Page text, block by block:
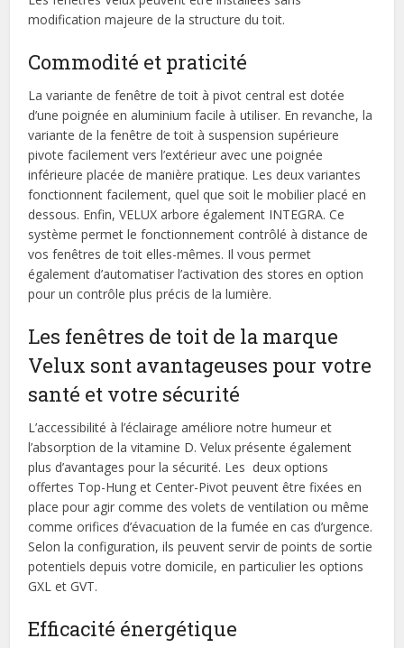
modification majeure de la structure du toit.
Commodité et praticité
La variante de fenêtre de toit à pivot central est dotée
d’une poignée en aluminium facile à utiliser. En revanche, la
variante de la fenêtre de toit à suspension supérieure
pivote facilement vers l’extérieur avec une poignée
inférieure placée de manière pratique. Les deux variantes
fonctionnent facilement, quel que soit le mobilier placé en
dessous. Enfin, VELUX arbore également INTEGRA. Ce
système permet le fonctionnement contrôlé à distance de
vos fenêtres de toit elles-mêmes. Il vous permet
également d’automatiser l’activation des stores en option
pour un contrôle plus précis de la lumière.
Les fenêtres de toit de la marque
Velux sont avantageuses pour votre
santé et votre sécurité
L’accessibilité à l’éclairage améliore notre humeur et
l’absorption de la vitamine D. Velux présente également
plus d’avantages pour la sécurité. Les deux options
offertes Top-Hung et Center-Pivot peuvent être fixées en
place pour agir comme des volets de ventilation ou même
comme orifices d’évacuation de la fumée en cas d’urgence.
Selon la configuration, ils peuvent servir de points de sortie
potentiels depuis votre domicile, en particulier les options
GXL et GVT.
Efficacité énergétique